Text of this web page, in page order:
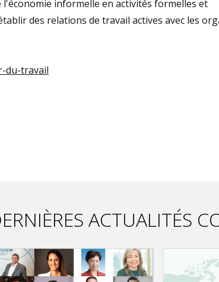
informelle en activités formelles et
des relations de travail actives avec les
du-travail
ACTUALITÉS